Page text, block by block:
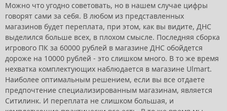
Можно что угодно советовать, но в нашем случае цифры
говорят сами за себя. В любом из представленных
магазинов будет переплата, при этом, как вы видите, ДНС
выделился больше всех, в плохом смысле. Последняя сборка
игрового ПК за 60000 рублей в магазине ДНС обойдется
дороже на 10000 рублей - это слишком много. В то же время
нехватка комплектующих наблюдается в магазине Ulmart.
Наиболее оптимальным решением, если вы все отдаете
предпочтение специализированным магазинам, является
Ситилинк. И переплата не слишком большая, и